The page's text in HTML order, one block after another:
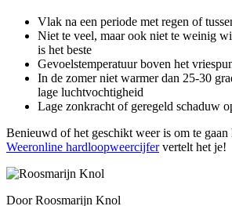
Vlak na een periode met regen of
Niet te veel, maar ook niet te weinig
is het beste
Gevoelstemperatuur boven het
In de zomer niet warmer dan 25-30
lage luchtvochtigheid
Lage zonkracht of geregeld schaduw
Benieuwd of het geschikt weer is om te gaan
Weeronline hardloopweercijfervertelt het je!
DoorRoosmarijn Knol